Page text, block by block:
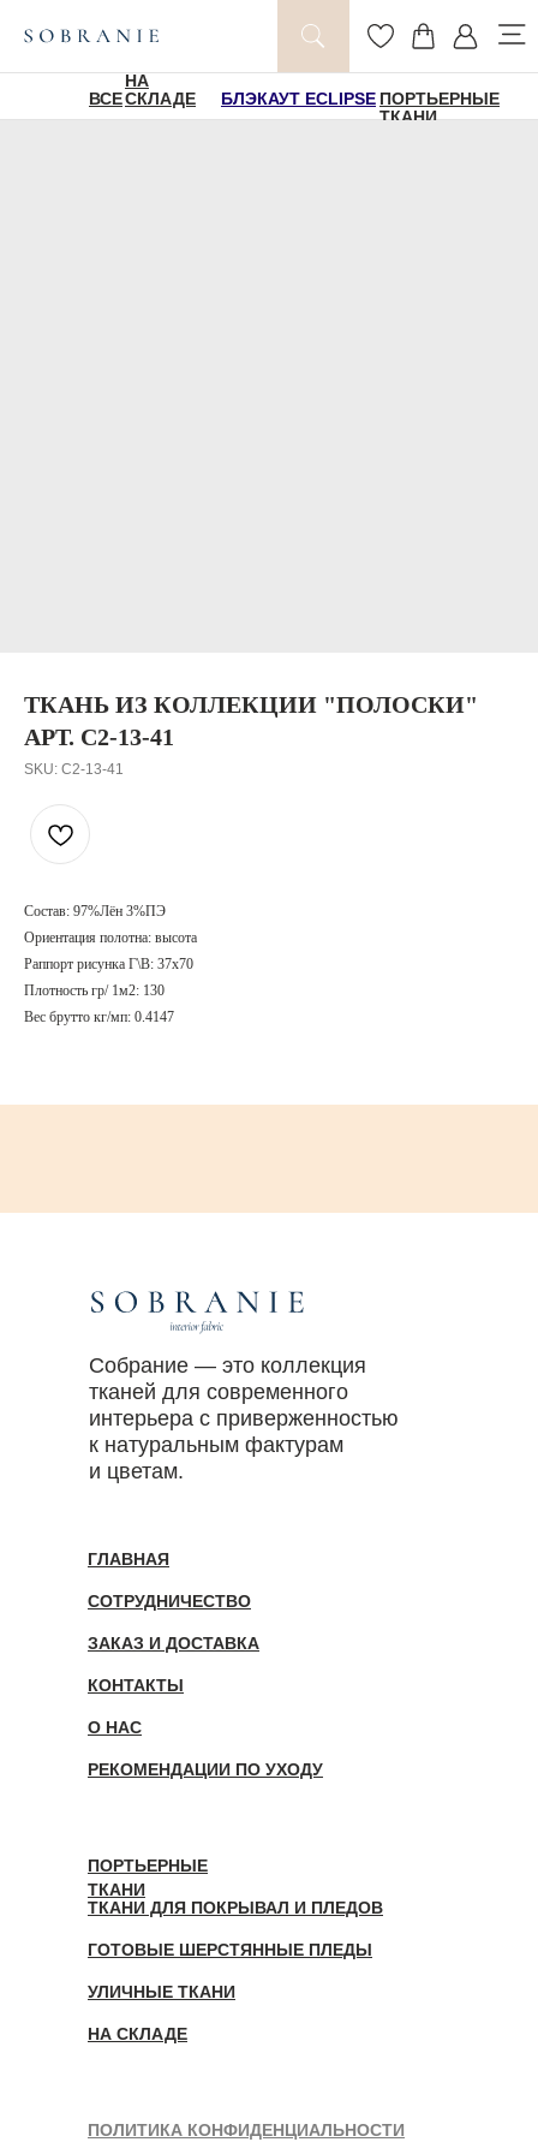
ВСЕ
НА
СКЛАДЕ
БЛЭКАУТ ECLIPSE ПОРТЬЕРНЫЕ
ТКАНИ
ТКАНЬ ИЗ КОЛЛЕКЦИИ "ПОЛОСКИ"
АРТ. C2-13-41
SKU: C2-13-41
Состав: 97%Лён 3%ПЭ
Ориентация полотна: высота
Раппорт рисунка Г\В: 37х70
Плотность гр/ 1м2: 130
Вес брутто кг/мп: 0.4147
Собрание — это коллекция
тканей для современного
интерьера с приверженностью
к натуральным фактурам
и цветам.
ГЛАВНАЯ
СОТРУДНИЧЕСТВО
ЗАКАЗ И ДОСТАВКА
КОНТАКТЫ
О НАС
ПОЛИТИКА КОНФИДЕНЦИАЛЬНОСТИ
ПОРТЬЕРНЫЕ
ТКАНИ
ТКАНИ ДЛЯ ПОКРЫВАЛ И ПЛЕДОВ
ГОТОВЫЕ ШЕРСТЯННЫЕ ПЛЕДЫ
УЛИЧНЫЕ ТКАНИ
НА СКЛАДЕ
РЕКОМЕНДАЦИИ ПО УХОДУ